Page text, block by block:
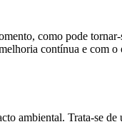
como pode
contínua e com
ambiental. Trata-se